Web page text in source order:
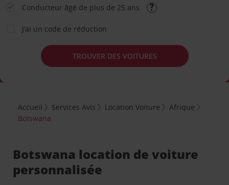
Conducteur âgé de plus de 25 ans
J’ai un code de réduction
TROUVER DES VOITURES
Accueil Services Avis Location Voiture
Afrique
Botswana
Botswana location de voiture
personnalisée